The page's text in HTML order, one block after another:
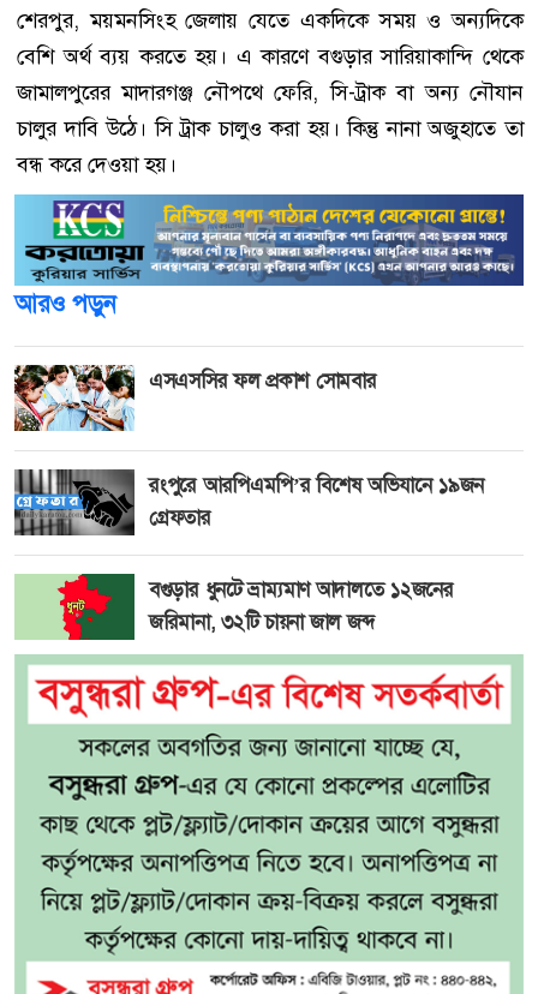
শেরপুর, ময়মনসিংহ জেলায় যেতে একদিকে সময় ও অন্যদিকে
বেশি অর্থ ব্যয় করতে হয়। এ কারণে বগুড়ার সারিয়াকান্দি থেকে
জামালপুরের মাদারগঞ্জ নৌপথে ফেরি, সি-ট্রাক বা অন্য নৌযান
চালুর দাবি উঠে। সি ট্রাক চালুও করা হয়। কিন্তু নানা অজুহাতে তা
বন্ধ করে দেওয়া হয়।
আরও পড়ুন
এসএসসির ফল প্রকাশ সোমবার
রংপুরে আরপিএমপি’র বিশেষ অভিযানে ১৯জন
গ্রেফতার
বগুড়ার ধুনটে ভ্রাম্যমাণ আদালতে ১২জনের
জরিমানা, ৩২টি চায়না জাল জব্দ